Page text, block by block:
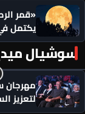
«قمر
يكتمل
سوشيال
مهرجان
لتعزيز